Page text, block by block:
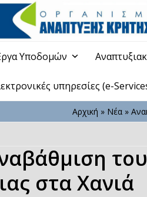
Υποδομών
υπηρεσίες (e-
Αρχική » Νέα»
του
στα Χανιά